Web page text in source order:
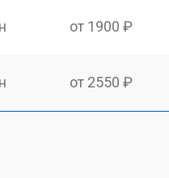
от 1900 ₽
от 2550 ₽